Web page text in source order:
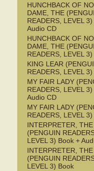
HUNCHBACK OF
DAME, THE
READERS, LEVEL
Audio CD
HUNCHBACK OF
DAME, THE
READERS, LEVEL
KING LEAR
READERS, LEVEL
MY FAIR LADY
READERS, LEVEL
Audio CD
MY FAIR LADY
READERS, LEVEL
INTERPRETER, THE
(PENGUIN
LEVEL 3) Book +
INTERPRETER, THE
(PENGUIN
LEVEL 3) Book